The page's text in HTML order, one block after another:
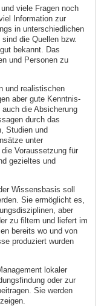
viele Fragen noch
Information zur
in unterschiedlichen
die Quellen bzw.
bekannt. Das
und Personen zu
und realistischen
aber gute Kenntnis-
die Absicherung
durch das
Studien und
unter
Voraussetzung für
gezieltes und
Wissensbasis soll
Sie ermöglicht es,
aber
zu filtern und liefert im
bereits wo und von
produziert wurden
lokaler
oder zur
Sie werden